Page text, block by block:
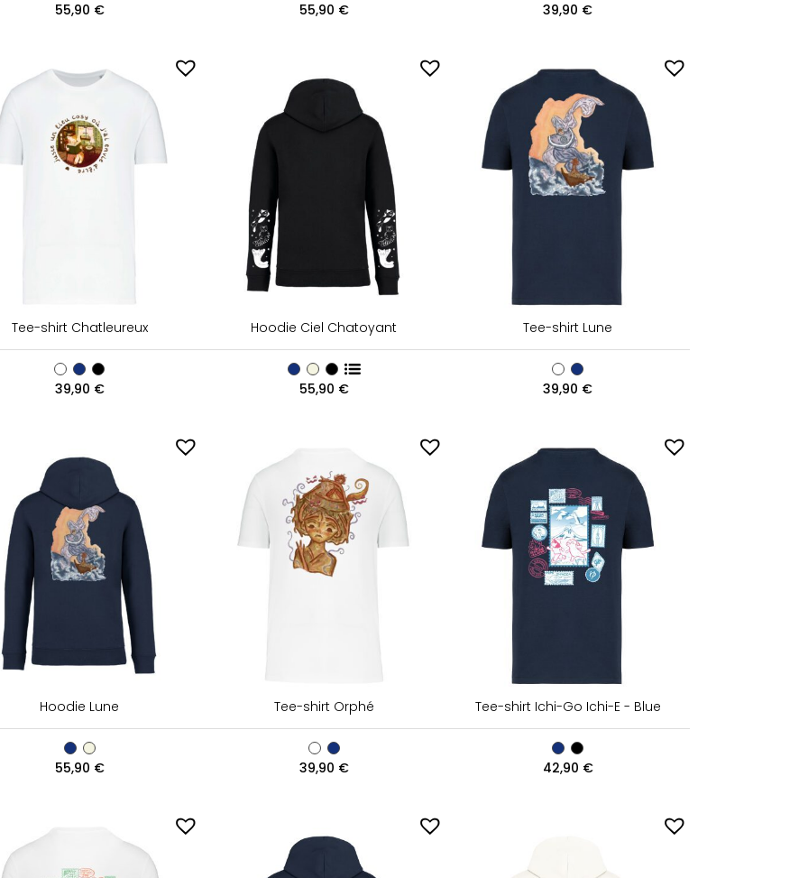
55,90 € 55,90 € 39,90 €
Tee-shirt Chatleureux
39,90 €
Hoodie Ciel Chatoyant
55,90 €
Tee-shirt Lune
39,90 €
Hoodie Lune
55,90 €
Tee-shirt Orphé
39,90 €
Tee-shirt Ichi-Go Ichi-E - Blue
42,90 €